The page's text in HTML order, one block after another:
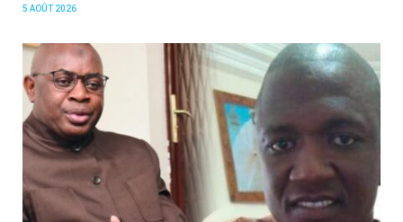
5 AOÛT 2026